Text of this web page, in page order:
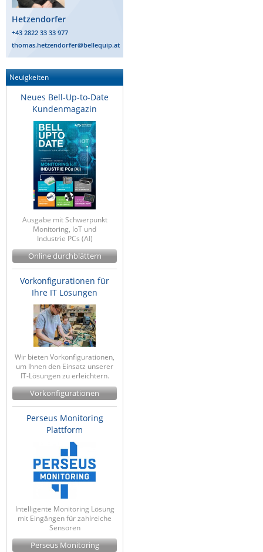
Hetzendorfer
+43 2822 33 33 977
thomas.hetzendorfer@bellequip.at
Neuigkeiten
Neues Bell-Up-to-Date
Kundenmagazin
Ausgabe mit Schwerpunkt
Monitoring, IoT und
Industrie PCs (AI)
Online durchblättern
Vorkonfigurationen für
Ihre IT Lösungen
Wir bieten Vorkonfigurationen,
um Ihnen den Einsatz unserer
IT-Lösungen zu erleichtern.
Vorkonfigurationen
Perseus Monitoring
Plattform
Intelligente Monitoring Lösung
mit Eingängen für zahlreiche
Sensoren
Perseus Monitoring